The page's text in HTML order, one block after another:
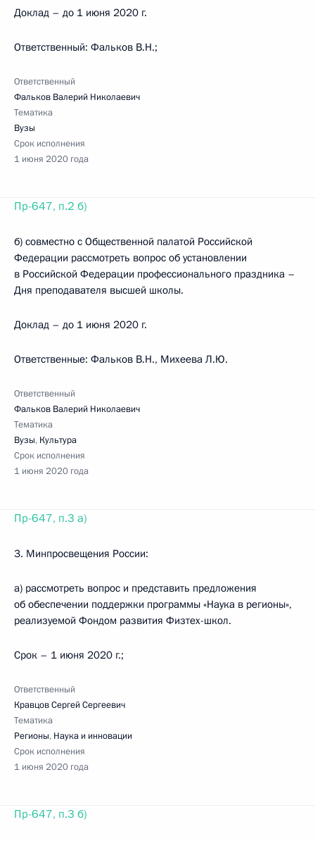
Доклад – до 1 июня 2020 г.
Ответственный: Фальков В.Н.;
Ответственный
Фальков Валерий Николаевич
Тематика
Вузы
Срок исполнения
1 июня 2020 года
Пр-647, п.2 б)
б) совместно с Общественной палатой Российской
Федерации рассмотреть вопрос об установлении
в Российской Федерации профессионального праздника –
Дня преподавателя высшей школы.
Доклад – до 1 июня 2020 г.
Ответственные: Фальков В.Н., Михеева Л.Ю.
Ответственный
Фальков Валерий Николаевич
Тематика
Вузы, Культура
Срок исполнения
1 июня 2020 года
Пр-647, п.3 а)
3. Минпросвещения России:
а) рассмотреть вопрос и представить предложения
об обеспечении поддержки программы «Наука в регионы»,
реализуемой Фондом развития Физтех-школ.
Срок – 1 июня 2020 г.;
Ответственный
Кравцов Сергей Сергеевич
Тематика
Регионы, Наука и инновации
Срок исполнения
1 июня 2020 года
Пр-647, п.3 б)